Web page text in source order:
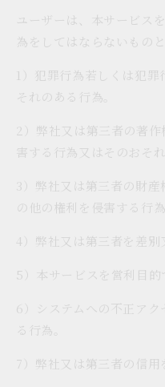
ユーザーは、本サービス
為をしてはならないものと
1）犯罪行為若しくは犯
それのある行為。
2）弊社又は第三者の著
害する行為又はそのおそ
3）弊社又は第三者の財
の他の権利を侵害する行
4）弊社又は第三者を差別
5）本サービスを営利目的
6）システムへの不正ア
る行為。
7）弊社又は第三者の信用